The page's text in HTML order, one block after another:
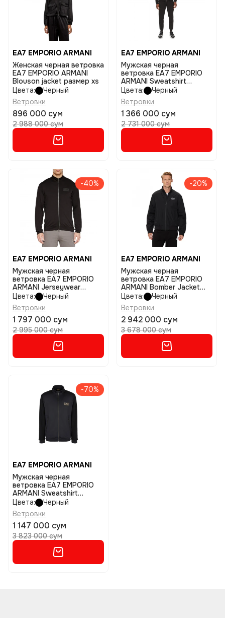
EA7 EMPORIO ARMANI
Женская черная ветровка
EA7 EMPORIO ARMANI
Blouson jacket размер xs
Цвета:
Черный
Ветровки
896 000 сум
2 988 000 сум
EA7 EMPORIO ARMANI
Мужская черная
ветровка EA7 EMPORIO
ARMANI Sweatshirt
размер m
Цвета:
Черный
Ветровки
1 366 000 сум
2 731 000 сум
-40%
EA7 EMPORIO ARMANI
Мужская черная
ветровка EA7 EMPORIO
ARMANI Jerseywear
размер m
Цвета:
Черный
Ветровки
1 797 000 сум
2 995 000 сум
-20%
EA7 EMPORIO ARMANI
Мужская черная
ветровка EA7 EMPORIO
ARMANI Bomber Jacket
размер l
Цвета:
Черный
Ветровки
2 942 000 сум
3 678 000 сум
-70%
EA7 EMPORIO ARMANI
Мужская черная
ветровка EA7 EMPORIO
ARMANI Sweatshirt
размер m
Цвета:
Черный
Ветровки
1 147 000 сум
3 823 000 сум